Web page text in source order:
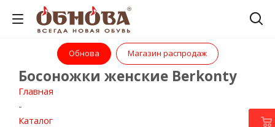
Обнова Магазин распродаж
Босоножки женские Berkonty
Главная
-
Каталог